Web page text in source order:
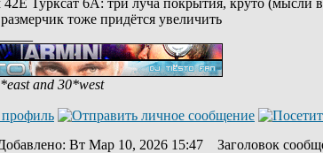
42Е Турксат 6А: три луча покрытия, круто (мысли
тоже придётся увеличить
and 30*west
: Вт Мар 10, 2026 15:47 Заголовок